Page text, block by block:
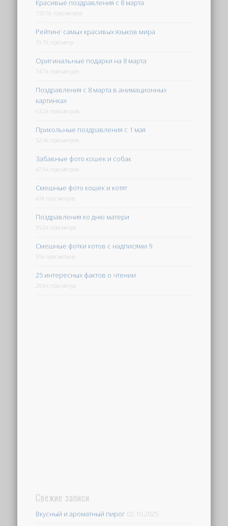
Красивые поздравления с 8 марта
150.5k просмотров
Рейтинг самых красивых языков мира
79.7k просмотр
Оригинальные подарки на 8 марта
74.7k просмотров
Поздравления с 8 марта в анимационных
картинках
63.2k просмотров
Прикольные поздравления с 1 мая
52.4k просмотров
Забавные фото кошек и собак
47.9k просмотров
Смешные фото кошек и котят
43k просмотров
Поздравления ко дню матери
35.2k просмотра
Смешные фотки котов с надписями 9
35k просмотров
25 интересных фактов о чтении
28.8k просмотра
Свежие записи
Вкусный и ароматный пирог 02.10.2025